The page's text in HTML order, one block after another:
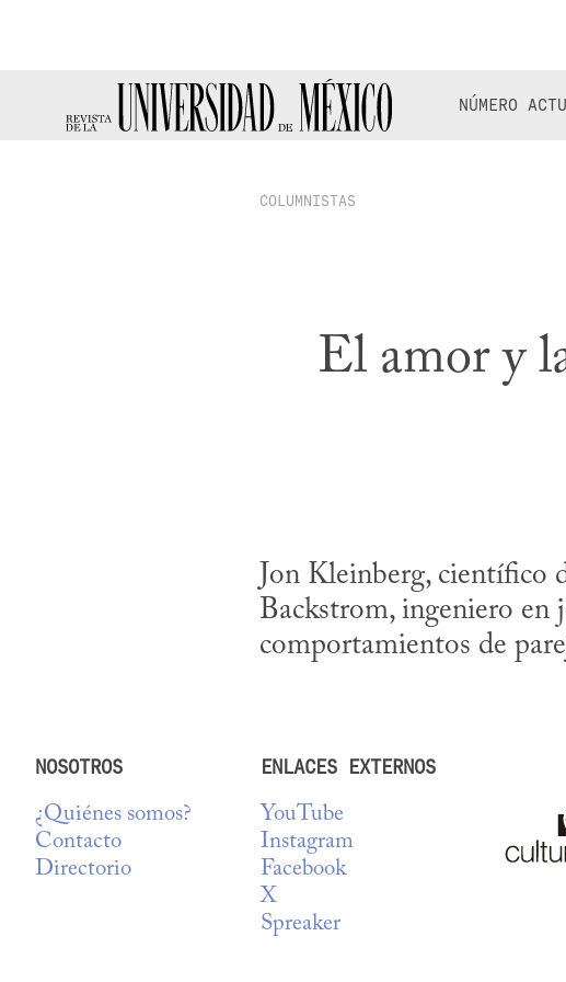
NÚMERO
COLUMNISTAS
El amor y
Jon Kleinberg, científico
Backstrom, ingeniero en
comportamientos de
NOSOTROS
¿Quiénes somos?
Contacto
Directorio
ENLACES EXTERNOS
YouTube
Instagram
Facebook
X
Spreaker